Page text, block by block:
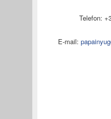
Telefon:
E-mail: